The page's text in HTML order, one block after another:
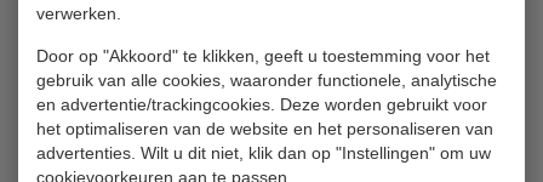
verwerken.
Door op "Akkoord" te klikken, geeft u toestemming voor het
gebruik van alle cookies, waaronder functionele, analytische
en advertentie/trackingcookies. Deze worden gebruikt voor
het optimaliseren van de website en het personaliseren van
advertenties. Wilt u dit niet, klik dan op "Instellingen" om uw
cookievoorkeuren aan te passen.
en prestaties
temperatuurherstel
Totale capaciteit 4x GN 1/1 (GN-bakken afzonderlijk
verkrijgbaar)
Steunbalk 176 x 19mm
Afmetingen snijplank: 1370(B) x 135(D)mm